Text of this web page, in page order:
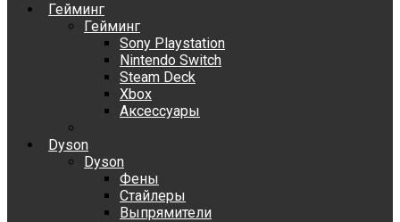
Гейминг
Гейминг
Sony Playstation
Nintendo Switch
Steam Deck
Xbox
Аксессуары
Dyson
Dyson
Фены
Стайлеры
Выпрямители